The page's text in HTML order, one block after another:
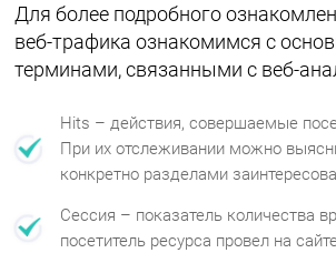
Для более подробного
веб-трафика ознакомимся с
терминами, связанными с веб-
Hits – действия, совершаемые
При их отслеживании можно
конкретно разделами
Сессия – показатель количества
посетитель ресурса провел на